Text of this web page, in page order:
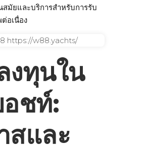
สมัยและบริการสำหรับการรับ
อเนื่อง
งทุนใน
อชท์:
สและ